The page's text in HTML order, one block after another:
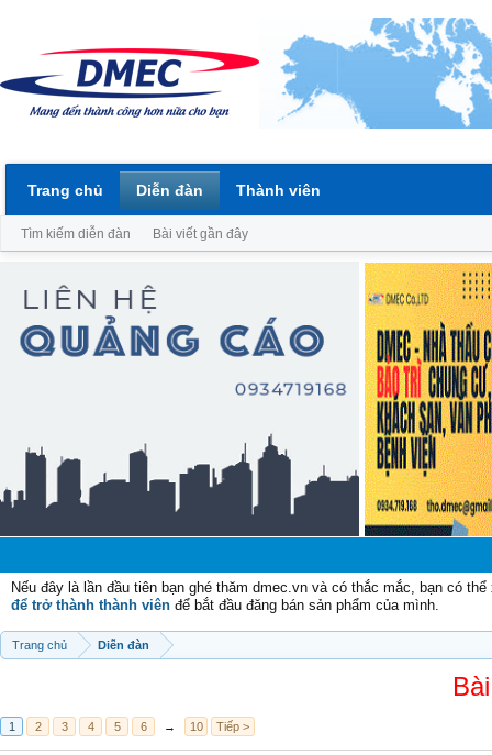
Nếu đây là lần đầu tiên bạn ghé thăm dmec.vn và có thắc mắc, bạn có
để trở thành thành viên để bắt đầu đăng bán sản phẩm của mình.
Trang chủ Diễn đàn
1 2 3 4 5 6 → 10 Tiếp >
Trang chủ Diễn đàn
Tìm kiếm diễn đàn Bài viết gần đây
Thành viên